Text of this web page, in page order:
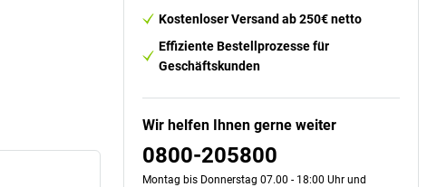
Kostenloser Versand ab 250€ netto
Effiziente Bestellprozesse für
Geschäftskunden
Wir helfen Ihnen gerne weiter
0800-205800
Montag bis Donnerstag 07.00 - 18:00 Uhr und